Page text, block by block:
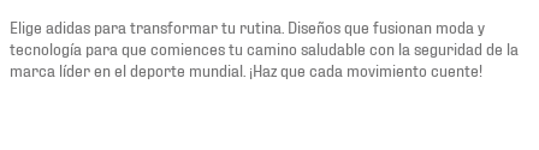
Elige adidas para transformar tu rutina. Diseños que fusionan moda y
tecnología para que comiences tu camino saludable con la seguridad de la
marca líder en el deporte mundial. ¡Haz que cada movimiento cuente!